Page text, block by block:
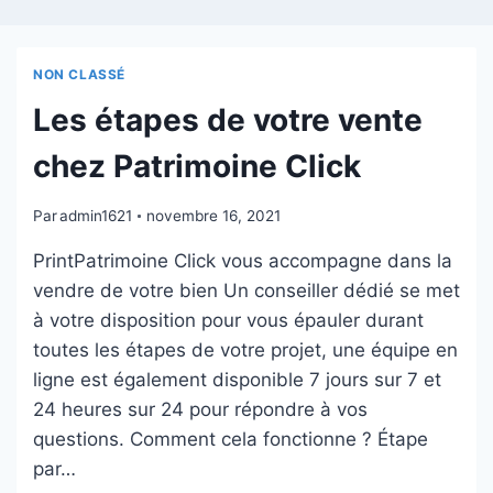
NON CLASSÉ
Les étapes de votre vente
chez Patrimoine Click
Paradmin1621 novembre 16, 2021
PrintPatrimoine Click vous accompagne dans la
vendre de votre bien Un conseiller dédié se met
à votre disposition pour vous épauler durant
toutes les étapes de votre projet, une équipe en
ligne est également disponible 7 jours sur 7 et
24 heures sur 24 pour répondre à vos
questions. Comment cela fonctionne ? Étape
par…